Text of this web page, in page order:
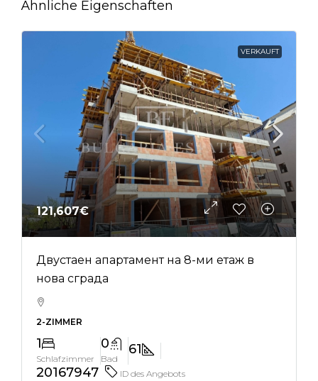
Ähnliche Eigenschaften
VERKAUFT
121,607€
Двустаен апартамент на 8-ми етаж в
нова сграда
2-ZIMMER
1
Schlafzimmer
0
Bad
61
20167947
ID des Angebots